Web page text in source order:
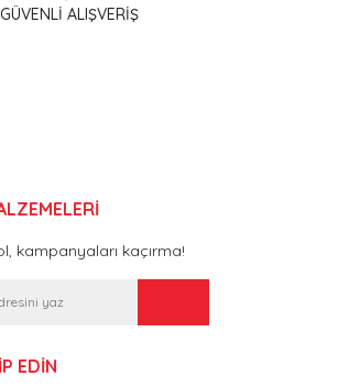
GÜVENLİ ALIŞVERİŞ
kampanyaları kaçırma!
EDİN